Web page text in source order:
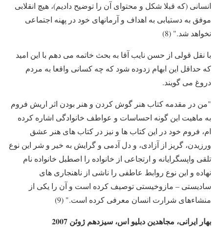
انسانی (که قبلا شکل و محتوای آن را توضیح دادیم)، هیچ انقلابی
موفق به دستیابی به اهداف و آرمانهای خود در پهنه اجتماعی
نخواهد شد." (8)
با نقل قولی از حسن نایب آقا به بحث خاتمه می دهم با این امید
که حداقل این ابهام زدوده شود که چه کسانی واقعا به مردم
دروغ می گویند.
"من در مقدمه کتاب هنر گوش کردن و هنر بودن اثر اریش فروم
به ماهیت این گونه احساسات و عواطف خانوادگی اشاره کرده
ام، فروم خود در این کتاب ها و نیز در کتاب های هنر عشق
ورزیدن، گریز از آزادی، و دل آدمی و گرایش به خیر و شر این نوع
تلقی واپسگرایانه و ارتجاعی از خانواده را اصطبل خانواده نام
نهاده و این نوع روابط عاطفی را ناشی از ناهنجاری های
سادیستی – مازوخیستی توصیف کرده است و آن را یکی از
منشاءهای شرارت انسان معرفی کرده است." (9)
بهار ایرانی، مجاهدین دبلیو اس، سیزدهم ژوئن 2007